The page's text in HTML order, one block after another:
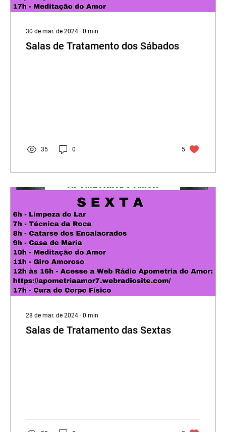
30 de mar. de 2024 ∙ 0 min
Salas de Tratamento dos Sábados
35 0 5
28 de mar. de 2024 ∙ 0 min
Salas de Tratamento das Sextas